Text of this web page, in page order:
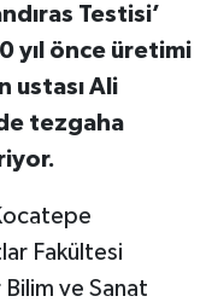
Testisi’
yıl önce üretimi
ustası Ali
tezgaha
Fakültesi
Bilim ve Sanat